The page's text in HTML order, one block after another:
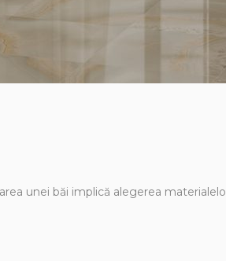
unei băi implică alegerea